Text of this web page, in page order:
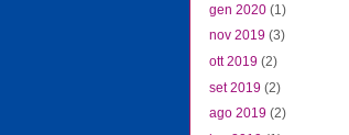
gen 2020 (1)
nov 2019 (3)
ott 2019 (2)
set 2019 (2)
ago 2019 (2)